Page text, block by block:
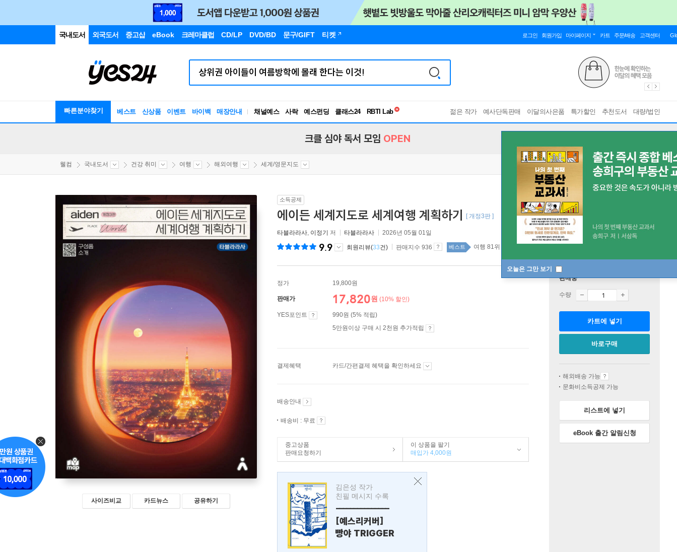
국내도서 외국도서 중고샵 eBook 크레마클럽 CD/LP DVD/BD 문구/GIFT 티켓 로그인 회원가입 마이페이지 카트 주문/배송 고객센터
빠른분야찾기 베스트 신상품 이벤트 바이백 매장안내 채널예스 사락 예스펀딩 클래스24
RBTI Lab
독서유형검사
젊은 작가 예사단독판매 이달의사은품 특가할인 추천도서 대량/법인
오늘은 그만 보기
크클 심야 독서 모임 OPEN
웰컴 국내도서 건강 취미 여행 해외여행 세계/영문지도
사이즈비교 카드뉴스 공유하기
소득공제
에이든 세계지도로 세계여행 계획하기 [ 개정3판 ]
타블라라사, 이정기 저 타블라라사 2026년 05월 01일
9.9 회원리뷰(33건) 판매지수 936 베스트 여행 81위
정가 19,800원
판매가 17,820원 (10% 할인)
YES포인트
990원 (5% 적립)
5만원이상 구매 시 2천원 추가적립
결제혜택 카드/간편결제 혜택을 확인하세요
배송안내
배송비 : 무료
중고상품
판매요청하기
이 상품을 팔기
매입가 4,000원
김은성 작가
친필 메시지 수록
---------------
[예스리커버]
빵야 TRIGGER
판매중
수량
카트에 넣기
바로구매
해외배송 가능
문화비소득공제 가능
리스트에 넣기
eBook 출간 알림신청